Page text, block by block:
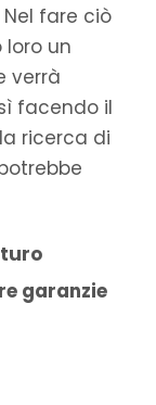
fare ciò
un
verrà
facendo il
ricerca di
garanzie